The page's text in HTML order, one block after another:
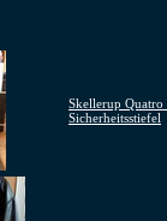
Skellerup Quatro
Sicherheitsstiefel